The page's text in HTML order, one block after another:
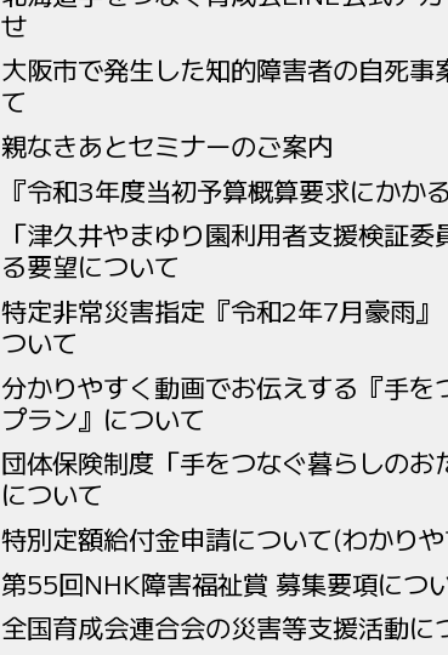
せ
大阪市で発生した知的障害者の自死事
て
親なきあとセミナーのご案内
『令和3年度当初予算概算要求にかか
「津久井やまゆり園利用者支援検証
る要望について
特定非常災害指定『令和2年7月豪雨
ついて
分かりやすく動画でお伝えする『手
プラン』について
団体保険制度「手をつなぐ暮らしのお
について
特別定額給付金申請について(わかり
第55回NHK障害福祉賞 募集要項につ
全国育成会連合会の災害等支援活動に